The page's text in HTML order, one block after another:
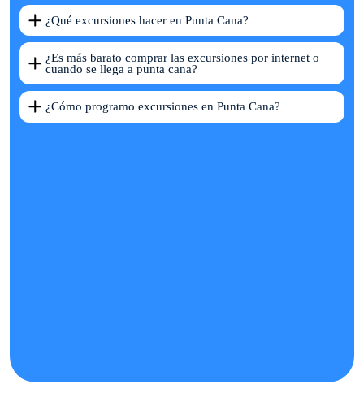
¿Qué excursiones hacer en Punta Cana?
¿Es más barato comprar las excursiones por internet o
cuando se llega a punta cana?
¿Cómo programo excursiones en Punta Cana?